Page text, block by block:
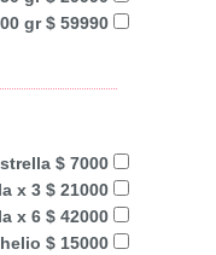
gr $ 59990
$ 7000
x 3 $ 21000
x 6 $ 42000
$ 15000